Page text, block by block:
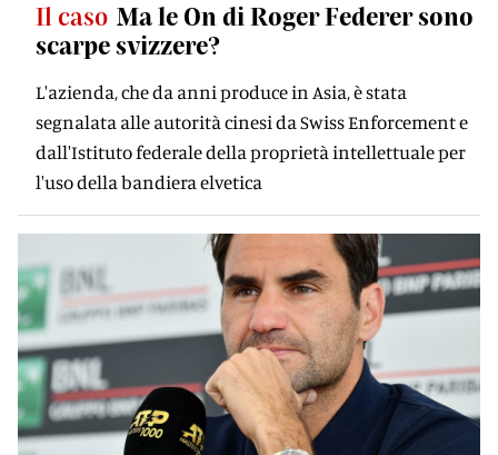
Il caso Ma le On di Roger Federer sono
scarpe svizzere?
L'azienda, che da anni produce in Asia, è stata
segnalata alle autorità cinesi da Swiss Enforcement e
dall'Istituto federale della proprietà intellettuale per
l'uso della bandiera elvetica